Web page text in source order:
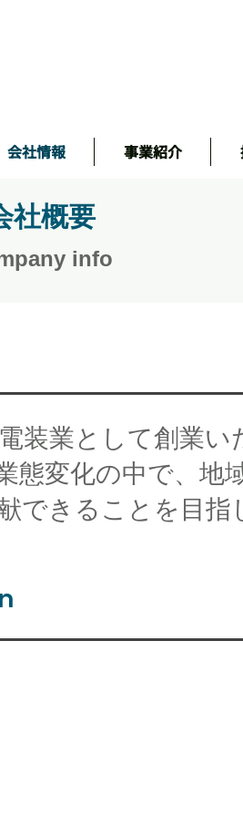
会社情報 事業紹介
社概要
info
装業として創業い
態変化の中で、地
できることを目指